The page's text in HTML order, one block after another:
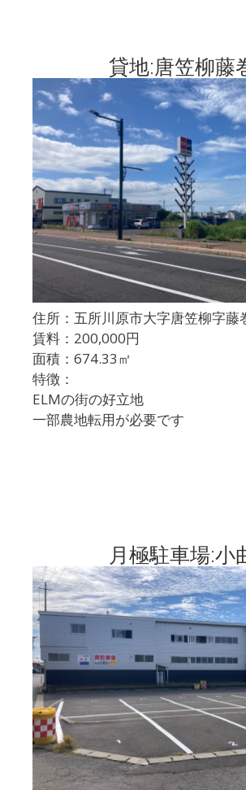
貸地:唐笠柳藤
住所：五所川原市大字唐笠柳字藤
賃料：200,000円
面積：674.33㎡
特徴：
ELMの街の好立地
一部農地転用が必要です
月極駐車場:小